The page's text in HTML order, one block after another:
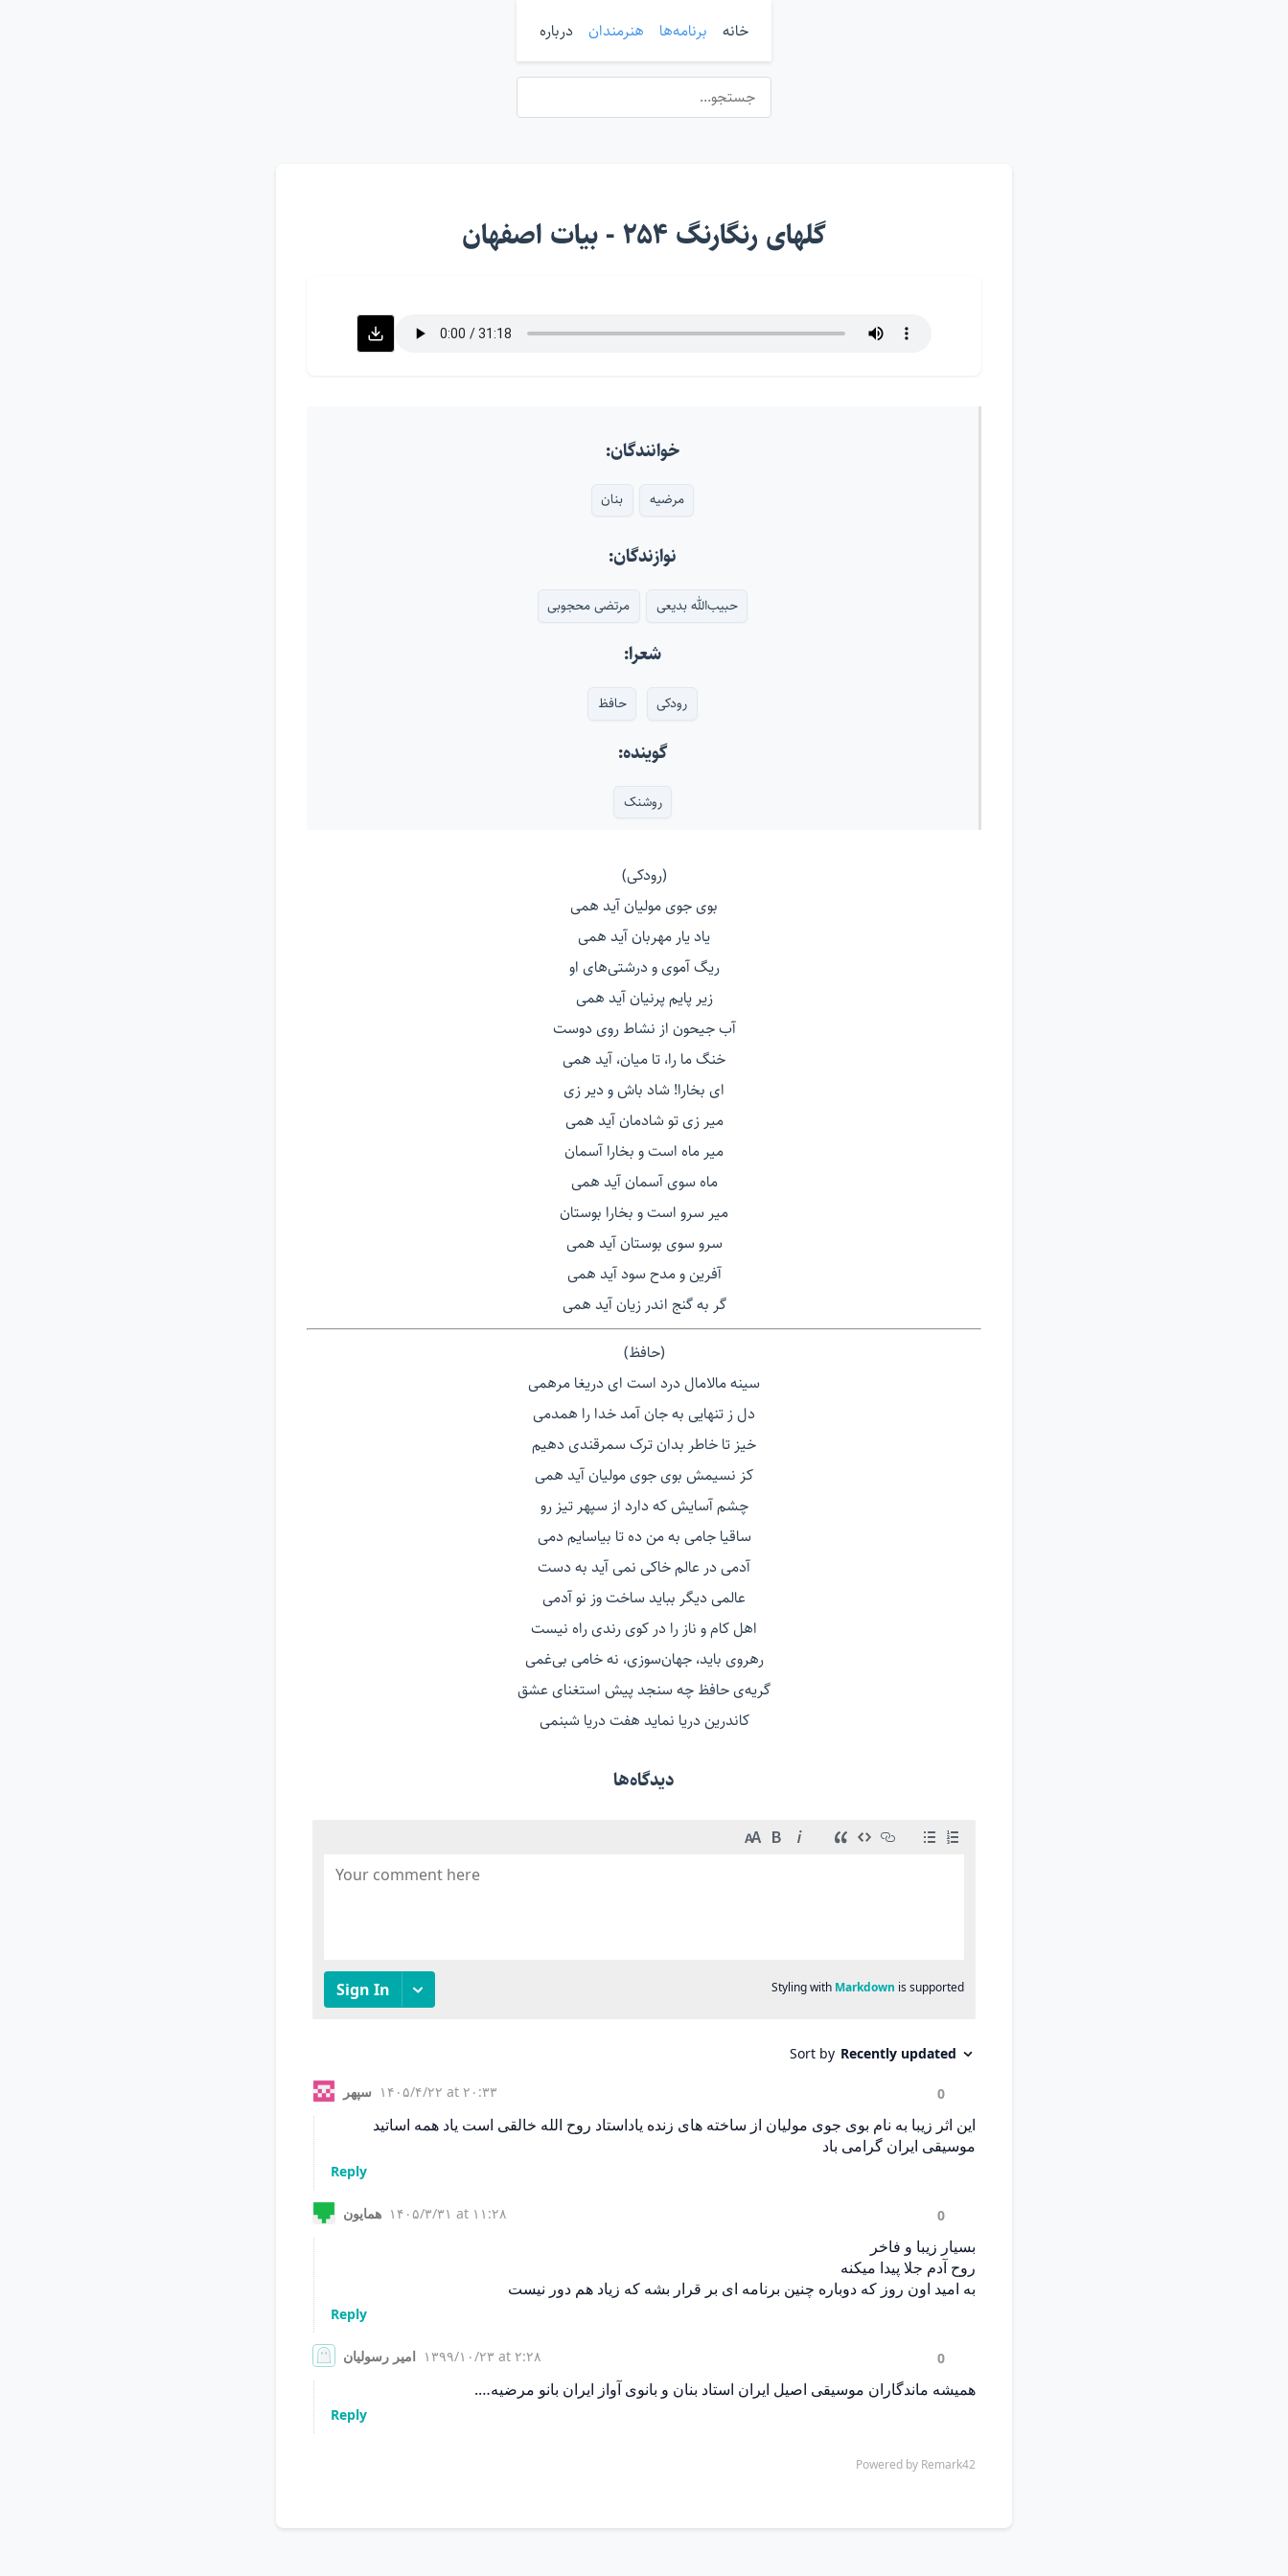
خانه برنامه‌ها هنرمندان درباره
گلهای رنگارنگ ۲۵۴ - بیات اصفهان
خوانندگان:
مرضیه بنان
نوازندگان:
حبیب‌الله بدیعی مرتضی محجوبی
شعرا:
رودکی حافظ
گوینده:
روشنک
(رودکی)
بوی جوی مولیان آید همی
یاد یار مهربان آید همی
ریگ آموی و درشتی‌های او
زیر پایم پرنیان آید همی
آب جیحون از نشاط روی دوست
خنگ ما را، تا میان، آید همی
ای بخارا! شاد باش و دیر زی
میر زی تو شادمان آید همی
میر ماه است و بخارا آسمان
ماه سوی آسمان آید همی
میر سرو است و بخارا بوستان
سرو سوی بوستان آید همی
آفرین و مدح سود آید همی
گر به گنج اندر زیان آید همی
(حافظ)
سینه مالامال درد است ای دریغا مرهمی
دل ز تنهایی به جان آمد خدا را همدمی
خیز تا خاطر بدان ترک سمرقندی دهیم
کز نسیمش بوی جوی مولیان آید همی
چشم آسایش كه دارد از سپهر تیز رو
ساقیا جامی به من ده تا بیاسایم دمی
آدمی در عالم خاكی نمی آید به دست
عالمی دیگر بباید ساخت وز نو آدمی
اهل کام و ناز را در کوی رندی راه نیست
رهروی باید، جهان‌سوزی، نه خامی بی‌غمی
گریه‌ی حافظ چه سنجد پیش استغنای عشق
کاندرین دریا نماید هفت دریا شبنمی
دیدگاه‌ها